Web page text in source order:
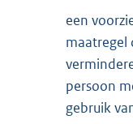
een
maatregel
persoon
gebruik